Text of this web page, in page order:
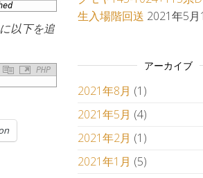
以下を追
PHP
生入場階回送 2021年5月
アーカイブ
2021年8月 (1)
2021年5月 (4)
2021年2月 (1)
2021年1月 (5)